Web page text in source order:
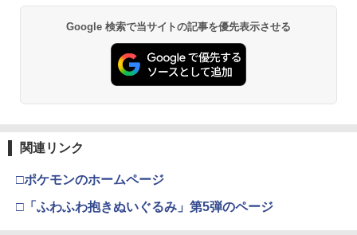
￥6,050
劇場版 転生したらスライムだった件 蒼
おり（特装限定版）【Blu-ray】(抽選で
Nintendo Switch 2(日本語・国内専用)
Beast of Reincarnation -PS5 【特典】
プロダクトコード 封入
￥7,286
￥11,849
2
【純正品】Xbox ワイヤレス コントロー
ラー (ロボット ホワイト)
￥7,681
【純正品】Xbox ワイヤレス コントロー
4
【純正品】Xbox 充電式バッテリー + US
劇場版「鬼滅の刃」無限城編 第一章 猗
窩座再来 通常版 [DVD]
￥3,523
(オリジナル特典:オリジナル巾着＋メー
カー特典:【坤と離】二振りの剣、十翼よ
り来たる！スタジオ描き下ろしイラスト
ボード付) [Blu-ray]
Google 検索で当サイトの記事を優先表示させる
関連リンク
□ポケモンのホームページ
□「ふわふわ抱きぬいぐるみ」第5弾のページ